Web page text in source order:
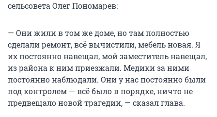
сельсовета Олег Пономарев:
— Они жили в том же доме, но там полностью
сделали ремонт, всё вычистили, мебель новая. Я
их постоянно навещал, мой заместитель навещал,
из района к ним приезжали. Медики за ними
постоянно наблюдали. Они у нас постоянно были
под контролем — всё было в порядке, ничто не
предвещало новой трагедии, — сказал глава.